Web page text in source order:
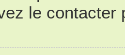
le contacter